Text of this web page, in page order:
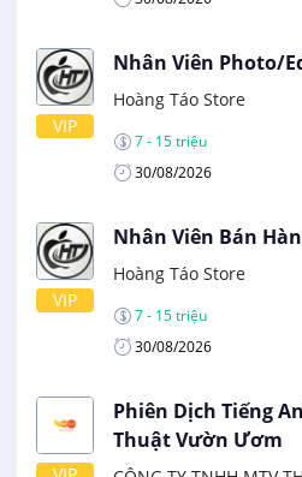
VIP
Nhân Viên Photo/
Hoàng Táo Store
7 - 15 triệu
30/08/2026
VIP
Nhân Viên Bán
Hoàng Táo Store
7 - 15 triệu
30/08/2026
Phiên Dịch Tiếng
Thuật Vườn Ươm